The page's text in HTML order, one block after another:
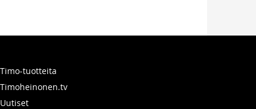
Timo-tuotteita
Timoheinonen.tv
Uutiset